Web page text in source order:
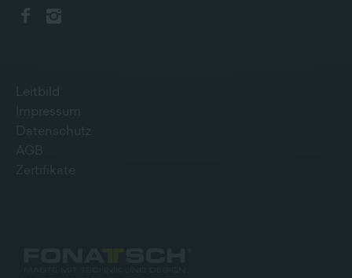
Leitbild